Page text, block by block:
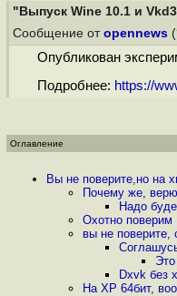
"Выпуск Wine 10.1 и
Сообщение от opennews
Опубликован
Подробнее: https://
Оглавление
Вы не поверите,но на
Почему же, верю
Надо
Охотно поверим
вы не поверите,
Dxvk без
На ХР 64бит,